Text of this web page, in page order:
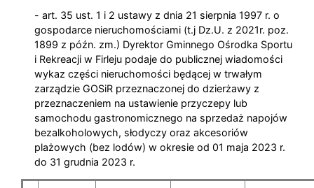
- art. 35 ust. 1 i 2 ustawy z dnia 21 sierpnia 1997 r. o
gospodarce nieruchomościami (t.j Dz.U. z 2021r. poz.
1899 z późn. zm.) Dyrektor Gminnego Ośrodka Sportu
i Rekreacji w Firleju podaje do publicznej wiadomości
wykaz części nieruchomości będącej w trwałym
zarządzie GOSiR przeznaczonej do dzierżawy z
przeznaczeniem na ustawienie przyczepy lub
samochodu gastronomicznego na sprzedaż napojów
bezalkoholowych, słodyczy oraz akcesoriów
plażowych (bez lodów) w okresie od 01 maja 2023 r.
do 31 grudnia 2023 r.